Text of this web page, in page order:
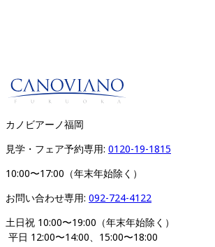
カノビアーノ福岡
見学・フェア予約専用: 0120-19-1815
10:00〜17:00（年末年始除く）
お問い合わせ専用: 092-724-4122
土日祝 10:00〜19:00（年末年始除く）
平日 12:00〜14:00、15:00〜18:00